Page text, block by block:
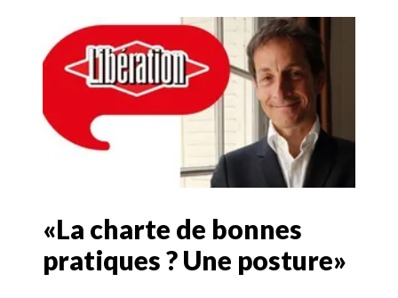
«La charte de bonnes
pratiques ? Une posture»